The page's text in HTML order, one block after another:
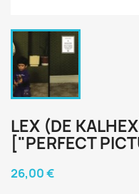
LEX (DE
["PERFECT
26,00 €